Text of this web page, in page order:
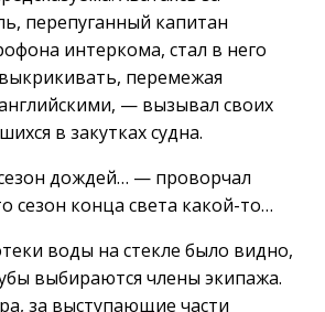
перепуганный капитан
интеркома, стал в него
перемежая
— вызывал своих
в закутках судна.
дождей… — проворчал
сезон конца света какой-то…
воды на стекле было видно,
выбираются члены экипажа.
за выступающие части